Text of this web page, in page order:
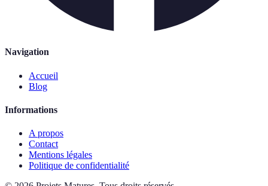
Navigation
Accueil
Blog
Informations
A propos
Contact
Mentions légales
Politique de confidentialité